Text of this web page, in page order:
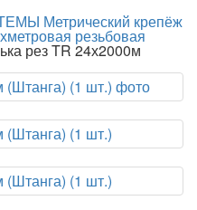
Метрический крепёж
резьбовая
рез TR 24х2000м